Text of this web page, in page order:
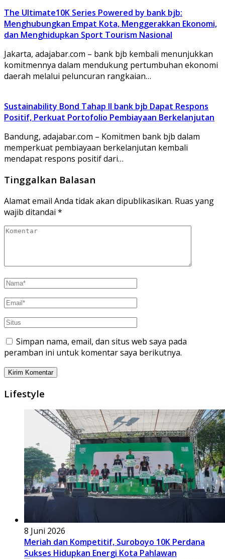
The Ultimate10K Series Powered by bank bjb:
Menghubungkan Empat Kota, Menggerakkan Ekonomi,
dan Menghidupkan Sport Tourism Nasional
Jakarta, adajabar.com – bank bjb kembali menunjukkan
komitmennya dalam mendukung pertumbuhan ekonomi
daerah melalui peluncuran rangkaian…
Sustainability Bond Tahap II bank bjb Dapat Respons
Positif, Perkuat Portofolio Pembiayaan Berkelanjutan
Bandung, adajabar.com – Komitmen bank bjb dalam
memperkuat pembiayaan berkelanjutan kembali
mendapat respons positif dari…
Tinggalkan Balasan
Alamat email Anda tidak akan dipublikasikan. Ruas yang
wajib ditandai *
Simpan nama, email, dan situs web saya pada
peramban ini untuk komentar saya berikutnya.
Lifestyle
8 Juni 2026
Meriah dan Kompetitif, Suroboyo 10K Perdana
Sukses Hidupkan Energi Kota Pahlawan